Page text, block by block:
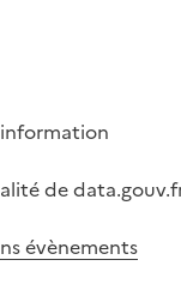
de
évènements